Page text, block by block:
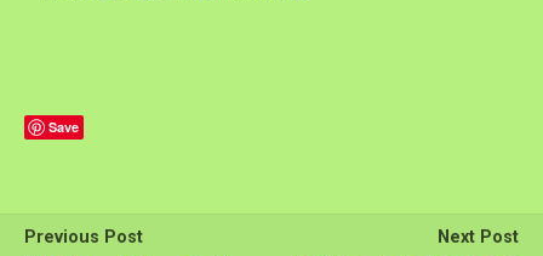
Save
Previous Post
Next Post